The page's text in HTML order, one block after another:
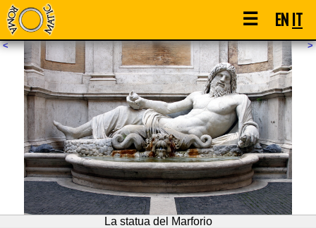
☰ ENIT
< >
La statua del Marforio